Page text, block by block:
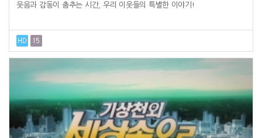
웃음과 감동이 춤추는 시간, 우리 이웃들의 특별한 이야기!